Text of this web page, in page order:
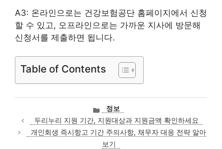
A3: 온라인으로는 건강보험공단 홈페이지에서 신청
할 수 있고, 오프라인으로는 가까운 지사에 방문해
신청서를 제출하면 됩니다.
Table of Contents
카
테
고
리
정보
두리누리 지원 기간, 지원대상과 지원금액 확인하세요
개인회생 즉시항고 기간 주의사항, 채무자 대응 전략 알아
보기